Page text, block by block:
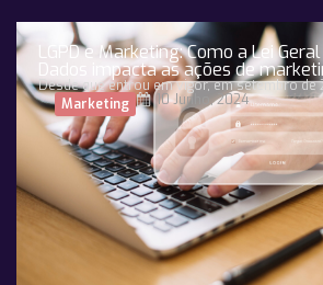
LGPD e Marketing: Como a Lei
Dados impacta as ações de
Desde que entrou em vigor, em setembro de
Marketing
10 Junho, 2024